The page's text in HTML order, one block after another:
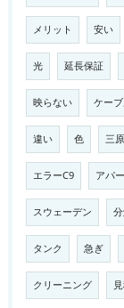
メリット 安い
光 延長保証
映らない ケー
違い 色 三
エラーC9 アパ
スウェーデン
タンク 急ぎ
クリーニング